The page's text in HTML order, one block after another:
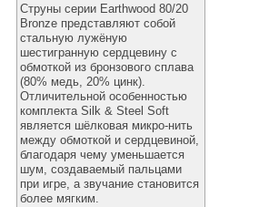
Струны серии Earthwood 80/20
Bronze представляют собой
стальную лужёную
шестигранную сердцевину с
обмоткой из бронзового сплава
(80% медь, 20% цинк).
Отличительной особенностью
комплекта Silk & Steel Soft
является шёлковая микро-нить
между обмоткой и сердцевиной,
благодаря чему уменьшается
шум, создаваемый пальцами
при игре, а звучание становится
более мягким.